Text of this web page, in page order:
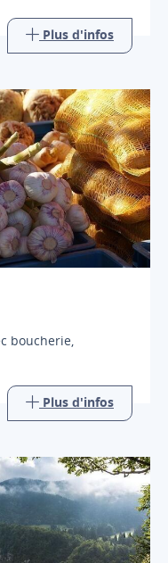
Plus d'infos
boucherie,
Plus d'infos